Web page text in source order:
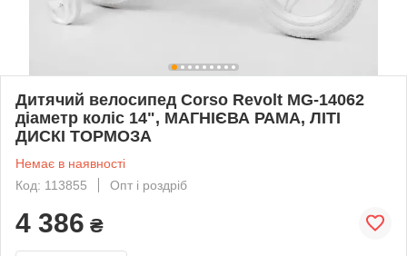
Дитячий велосипед Corso Revolt MG-14062
діаметр коліс 14", МАГНІЄВА РАМА, ЛІТІ
ДИСКІ ТОРМОЗА
Немає в наявності
Код: 113855
Опт і роздріб
4 386 ₴